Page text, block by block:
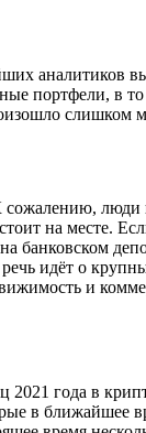
аналитиков
портфели, в то
слишком
сожалению,
на месте.
банковском
идёт о
и
2021 года в
в ближайшее